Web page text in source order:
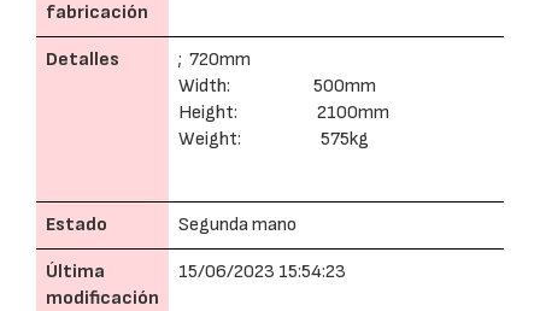
fabricación
Detalles
; 720mm
Width: 500mm
Height: 2100mm
Weight: 575kg
Estado Segunda mano
Última
modificación
15/06/2023 15:54:23